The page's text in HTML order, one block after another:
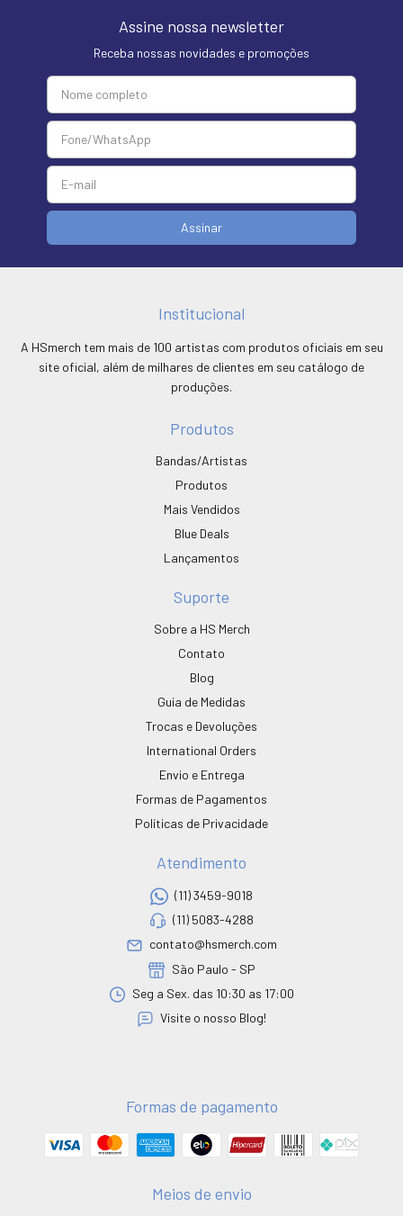
Assine nossa newsletter
Receba nossas novidades e promoções
Institucional
A HSmerch tem mais de 100 artistas com produtos oficiais em seu
site oficial, além de milhares de clientes em seu catálogo de
produções.
Produtos
Bandas/Artistas
Produtos
Mais Vendidos
Blue Deals
Lançamentos
Suporte
Sobre a HS Merch
Contato
Blog
Guia de Medidas
Trocas e Devoluções
International Orders
Envio e Entrega
Formas de Pagamentos
Políticas de Privacidade
Atendimento
(11) 3459-9018
(11) 5083-4288
contato@hsmerch.com
São Paulo - SP
Seg a Sex. das 10:30 as 17:00
Visite o nosso Blog!
Formas de pagamento
Meios de envio